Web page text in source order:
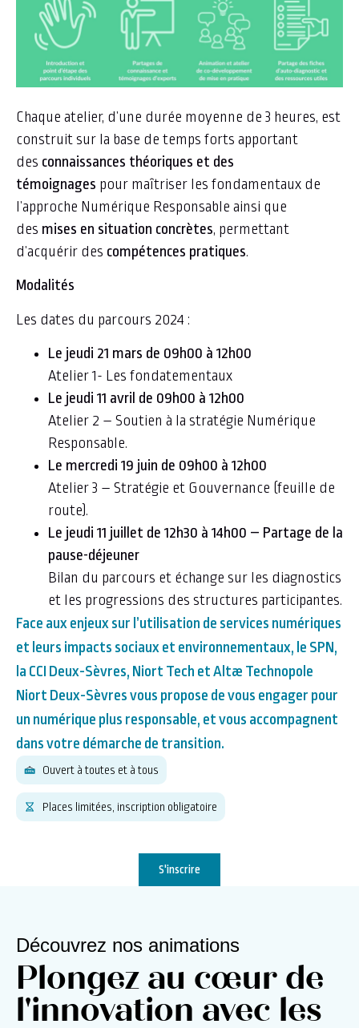
Chaque atelier, d’une durée moyenne de 3 heures, est
construit sur la base de temps forts apportant
des connaissances théoriques et des
témoignages pour maîtriser les fondamentaux de
l’approche Numérique Responsable ainsi que
des mises en situation concrètes, permettant
d’acquérir des compétences pratiques.
Modalités
Les dates du parcours 2024 :
Le jeudi 21 mars de 09h00 à 12h00
Atelier 1- Les fondatementaux
Le jeudi 11 avril de 09h00 à 12h00
Atelier 2 – Soutien à la stratégie Numérique
Responsable.
Le mercredi 19 juin de 09h00 à 12h00
Atelier 3 – Stratégie et Gouvernance (feuille de
route).
Le jeudi 11 juillet de 12h30 à 14h00 – Partage de la
pause-déjeuner
Bilan du parcours et échange sur les diagnostics
et les progressions des structures participantes.
Face aux enjeux sur l’utilisation de services numériques
et leurs impacts sociaux et environnementaux, le SPN,
la CCI Deux-Sèvres, Niort Tech et Altæ Technopole
Niort Deux-Sèvres vous propose de vous engager pour
un numérique plus responsable, et vous accompagnent
dans votre démarche de transition.
Ouvert à toutes et à tous
Places limitées, inscription obligatoire
S'inscrire
Découvrez nos animations
Plongez au cœur de
l'innovation avec les